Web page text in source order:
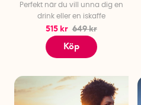
Perfekt när du vill unna dig en
drink eller en iskaffe
515 kr 649 kr
Köp